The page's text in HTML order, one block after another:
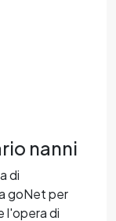
nanni
di
goNet per
l'opera di